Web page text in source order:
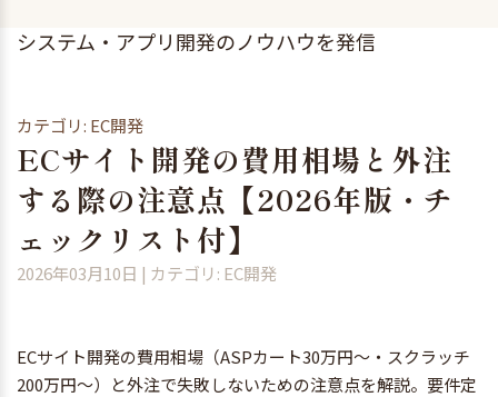
システム・アプリ開発のノウハウを発信
カテゴリ: EC開発
ECサイト開発の費用相場と外注
する際の注意点【2026年版・チ
ェックリスト付】
2026年03月10日 | カテゴリ: EC開発
ECサイト開発の費用相場（ASPカート30万円〜・スクラッチ
200万円〜）と外注で失敗しないための注意点を解説。要件定